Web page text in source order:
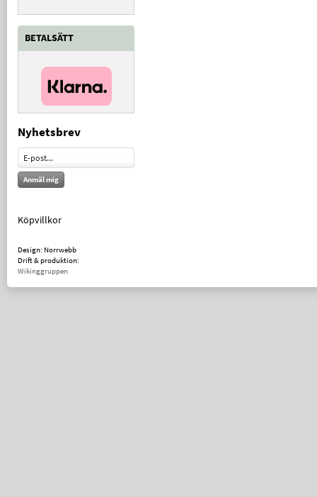
BETALSÄTT
Nyhetsbrev
Anmäl mig
Köpvillkor
Design: Norrwebb
Drift & produktion:
Wikinggruppen